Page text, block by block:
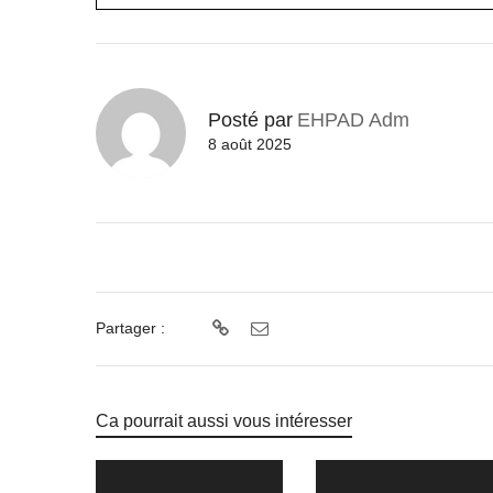
Posté par EHPAD Adm
8 août 2025
Partager :
Ca pourrait aussi vous intéresser